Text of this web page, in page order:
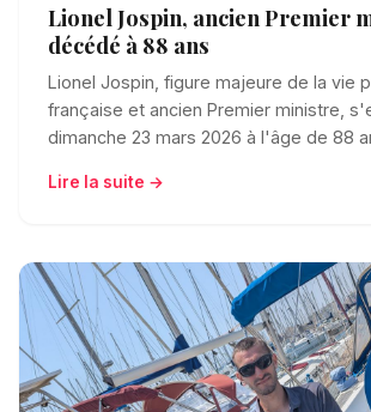
Lionel Jospin, ancien Premier
décédé à 88 ans
Lionel Jospin, figure majeure de la vie
française et ancien Premier ministre,
dimanche 23 mars 2026 à l'âge de 88
Lire la suite →